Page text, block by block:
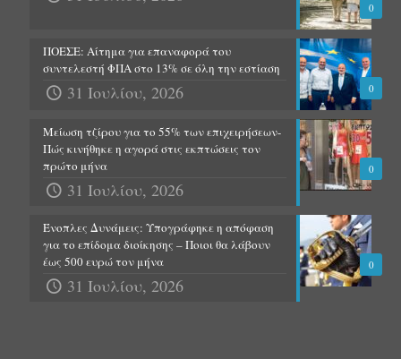
0
0
ΠΟΕΣΕ: Αίτημα για επαναφορά του
συντελεστή ΦΠΑ στο 13% σε όλη την εστίαση
31 Ιουλίου, 2026
0
Μείωση τζίρου για το 55% των επιχειρήσεων-
Πώς κινήθηκε η αγορά στις εκπτώσεις τον
πρώτο μήνα
31 Ιουλίου, 2026
0
Ένοπλες Δυνάμεις: Υπογράφηκε η απόφαση
για το επίδομα διοίκησης – Ποιοι θα λάβουν
έως 500 ευρώ τον μήνα
31 Ιουλίου, 2026